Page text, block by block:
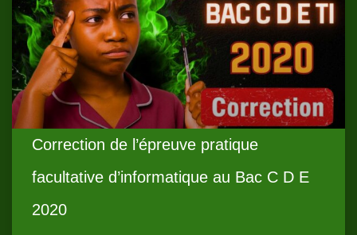
Correction de l’épreuve pratique
facultative d’informatique au Bac C D E
2020